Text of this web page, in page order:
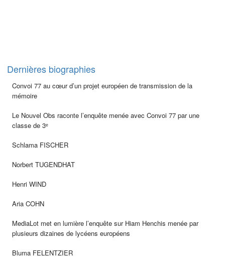
Dernières biographies
Convoi 77 au cœur d’un projet européen de transmission de la
mémoire
Le Nouvel Obs raconte l’enquête menée avec Convoi 77 par une
classe de 3ᵉ
Schlama FISCHER
Norbert TUGENDHAT
Henri WIND
Aria COHN
MediaLot met en lumière l’enquête sur Hiam Henchis menée par
plusieurs dizaines de lycéens européens
Bluma FELENTZIER